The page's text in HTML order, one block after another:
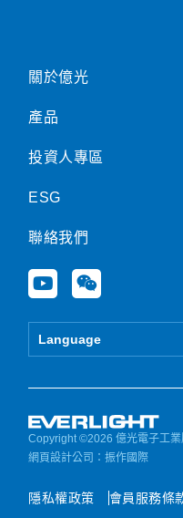
關於億光
產品
投資人專區
ESG
聯絡我們
Y
o
u
e
W
e
i
Language
Copyright ©2026 億光電子工
網頁設計公司 ：振作國際
隱私權政策 會員服務條